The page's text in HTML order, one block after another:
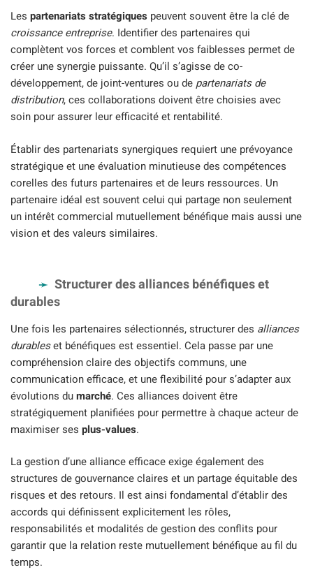
Les partenariats stratégiques peuvent souvent être la clé de
croissance entreprise. Identifier des partenaires qui
complètent vos forces et comblent vos faiblesses permet de
créer une synergie puissante. Qu’il s’agisse de co-
développement, de joint-ventures ou de partenariats de
distribution, ces collaborations doivent être choisies avec
soin pour assurer leur efficacité et rentabilité.
Établir des partenariats synergiques requiert une prévoyance
stratégique et une évaluation minutieuse des compétences
corelles des futurs partenaires et de leurs ressources. Un
partenaire idéal est souvent celui qui partage non seulement
un intérêt commercial mutuellement bénéfique mais aussi une
vision et des valeurs similaires.
Structurer des alliances bénéfiques et
durables
Une fois les partenaires sélectionnés, structurer des alliances
durableset bénéfiques est essentiel. Cela passe par une
compréhension claire des objectifs communs, une
communication efficace, et une flexibilité pour s’adapter aux
évolutions dumarché. Ces alliances doivent être
stratégiquement planifiées pour permettre à chaque acteur de
maximiser ses plus-values.
La gestion d’une alliance efficace exige également des
structures de gouvernance claires et un partage équitable des
risques et des retours. Il est ainsi fondamental d’établir des
accords qui définissent explicitement les rôles,
responsabilités et modalités de gestion des conflits pour
garantir que la relation reste mutuellement bénéfique au fil du
temps.